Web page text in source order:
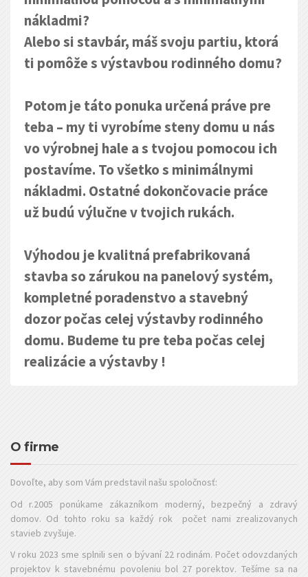
nákladmi?
Alebo si stavbár, máš svoju partiu, ktorá
ti pomôže s výstavbou rodinného domu?
Potom je táto ponuka určená práve pre
teba – my ti vyrobíme steny domu u nás
vo výrobnej hale a s tvojou pomocou ich
postavíme. To všetko s minimálnymi
nákladmi. Ostatné dokončovacie práce
už budú výlučne v tvojich rukách.
Výhodou je kvalitná prefabrikovaná
stavba so zárukou na panelový systém,
kompletné poradenstvo a stavebný
dozor počas celej výstavby rodinného
domu. Budeme tu pre teba počas celej
realizácie a výstavby !
O firme
Dovoľte, aby som Vám predstavil našu spoločnosť:
Od r.2005 ponúkame zákazníkom moderný, bezpečný a zdravý
domov. Od tohto roku sa každý rok počet nami zrealizovanych
stavieb zvyšuje.
V roku 2023 sme splnili sen o bývaní 22 rodinám. Počet odovzdaných
projektov k stavebnému povoleniu bol 27 porektov. Tešíme sa na